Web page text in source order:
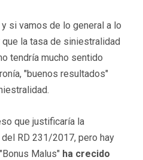
si vamos de lo general a lo
la tasa de siniestralidad
tendría mucho sentido
"buenos resultados"
que justificaría la
RD 231/2017, pero hay
Malus" ha crecido